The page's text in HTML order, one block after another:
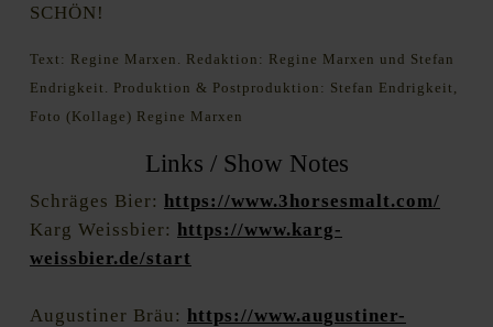
SCHÖN!
Text: Regine Marxen. Redaktion: Regine Marxen und Stefan
Endrigkeit. Produktion & Postproduktion: Stefan Endrigkeit,
Foto (Kollage) Regine Marxen
Links / Show Notes
Schräges Bier: https://www.3horsesmalt.com/
Karg Weissbier: https://www.karg-
weissbier.de/start
Augustiner Bräu: https://www.augustiner-